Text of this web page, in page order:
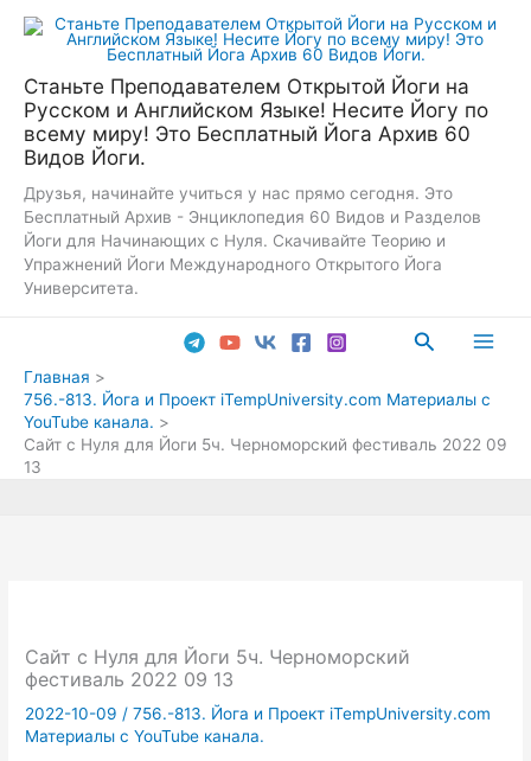
Перейти
Станьте Преподавателем Открытой Йоги на
Русском и Английском Языке! Несите Йогу по
всему миру! Это Бесплатный Йога Архив 60
Видов Йоги.
Друзья, начинайте учиться у нас прямо сегодня. Это
Бесплатный Архив - Энциклопедия 60 Видов и Разделов
Йоги для Начинающих с Нуля. Скачивайте Теорию и
Упражнений Йоги Международного Открытого Йога
Университета.
Поиск
Главная
756.-813. Йога и Проект iTempUniversity.com Материалы с
YouTube канала.
Сайт с Нуля для Йоги 5ч. Черноморский фестиваль 2022 09
13
Сайт с Нуля для Йоги 5ч. Черноморский
фестиваль 2022 09 13
2022-10-09 /756.-813. Йога и Проект iTempUniversity.com
Материалы с YouTube канала.